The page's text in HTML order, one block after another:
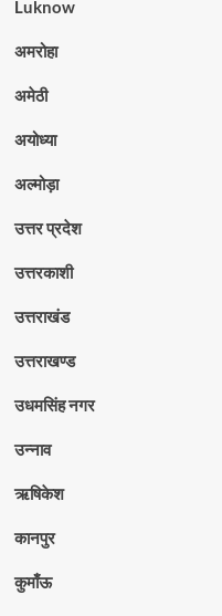
Luknow
अमरोहा
अमेठी
अयोध्या
अल्मोड़ा
उत्तर प्रदेश
उत्तरकाशी
उत्तराखंड
उत्तराखण्ड
उधमसिंह नगर
उन्नाव
ऋषिकेश
कानपुर
कुमाँऊ